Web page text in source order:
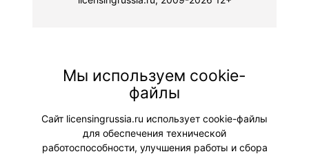
Мы используем cookie-
файлы
Сайт licensingrussia.ru использует cookie-файлы
для обеспечения технической
работоспособности, улучшения работы и сбора